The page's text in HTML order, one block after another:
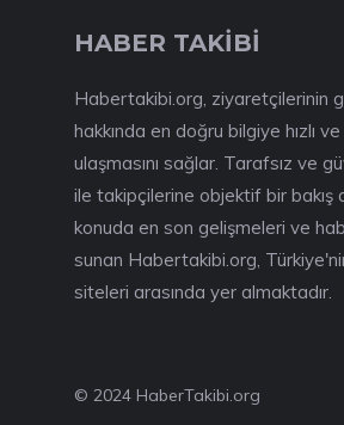
HABER TAKİBİ
Habertakibi.org, ziyaretçilerinin
hakkında en doğru bilgiye hızlı
ulaşmasını sağlar. Tarafsız ve
ile takipçilerine objektif bir bakış
konuda en son gelişmeleri ve
sunan Habertakibi.org,
siteleri arasında yer almaktadır.
© 2024 HaberTakibi.org